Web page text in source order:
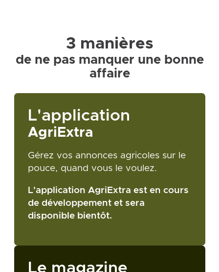
3 manières
de ne pas manquer une bonne
affaire
L'application
AgriExtra
Gérez vos annonces agricoles sur le
pouce, quand vous le voulez.
L'application AgriExtra est en cours
de développement et sera
disponible bientôt.
Le magazine